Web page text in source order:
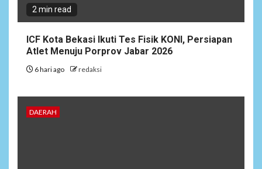
2 min read
ICF Kota Bekasi Ikuti Tes Fisik KONI, Persiapan
Atlet Menuju Porprov Jabar 2026
6 hari ago redaksi
DAERAH
Pemprov Banten Diduga